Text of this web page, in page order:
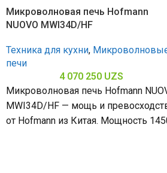
Микроволновая печь Hofmann
NUOVO MWI34D/HF
Техника для кухни,
печи
4 070 250 UZS
Микроволновая печь Hofmann
MWI34D/HF — мощь и
от Hofmann из Китая. Мощность